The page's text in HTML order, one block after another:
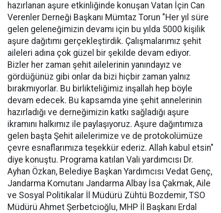
hazırlanan aşure etkinliğinde konuşan Vatan İçin Can
Verenler Derneği Başkanı Mümtaz Torun "Her yıl süre
gelen geleneğimizin devamı için bu yılda 5000 kişilik
aşure dağıtımı gerçekleştirdik. Çalışmalarımız şehit
aileleri adına çok güzel bir şekilde devam ediyor.
Bizler her zaman şehit ailelerinin yanındayız ve
gördüğünüz gibi onlar da bizi hiçbir zaman yalnız
bırakmıyorlar. Bu birlikteliğimiz inşallah hep böyle
devam edecek. Bu kapsamda yine şehit annelerinin
hazırladığı ve derneğimizin katkı sağladığı aşure
ikramını halkımız ile paylaşıyoruz. Aşure dağıntımıza
gelen başta Şehit ailelerimize ve de protokolümüze
çevre esnaflarımıza teşekkür ederiz. Allah kabul etsin"
diye konuştu. Programa katılan Vali yardımcısı Dr.
Ayhan Özkan, Belediye Başkan Yardımcısı Vedat Genç,
Jandarma Komutanı Jandarma Albay İsa Çakmak, Aile
ve Sosyal Politikalar İl Müdürü Zühtü Bozdemir, TSO
Müdürü Ahmet Şerbetcioğlu, MHP İl Başkanı Erdal